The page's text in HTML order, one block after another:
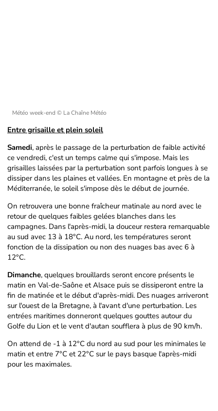
Météo week-end © La Chaîne Météo
Entre grisaille et plein soleil
Samedi, après le passage de la perturbation de faible activité
ce vendredi, c'est un temps calme qui s'impose. Mais les
grisailles laissées par la perturbation sont parfois longues à se
dissiper dans les plaines et vallées. En montagne et près de la
Méditerranée, le soleil s'impose dès le début de journée.
On retrouvera une bonne fraîcheur matinale au nord avec le
retour de quelques faibles gelées blanches dans les
campagnes. Dans l'après-midi, la douceur restera remarquable
au sud avec 13 à 18°C. Au nord, les températures seront
fonction de la dissipation ou non des nuages bas avec 6 à
12°C.
Dimanche, quelques brouillards seront encore présents le
matin en Val-de-Saône et Alsace puis se dissiperont entre la
fin de matinée et le début d'après-midi. Des nuages arriveront
sur l'ouest de la Bretagne, à l'avant d'une perturbation. Les
entrées maritimes donneront quelques gouttes autour du
Golfe du Lion et le vent d'autan soufflera à plus de 90 km/h.
On attend de -1 à 12°C du nord au sud pour les minimales le
matin et entre 7°C et 22°C sur le pays basque l'après-midi
pour les maximales.